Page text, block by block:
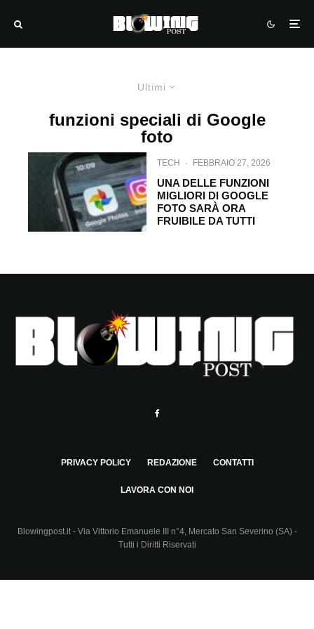
Ultimi
funzioni speciali di Google
foto
TECH · FEBBRAIO 27, 2026
UNA DELLE FUNZIONI
MIGLIORI DI GOOGLE
FOTO SARÀ ORA
FRUIBILE DA TUTTI
PRIVACY POLICY REDAZIONE CONTATTI
LAVORA CON NOI
Blowingpost.it - Via Vittorio Emanuele III n°4, Mercato San Severino (SA) -
Tutti i Diritti Riservati